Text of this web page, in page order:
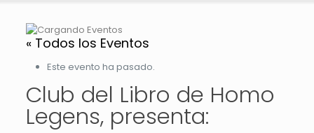
« Todos los Eventos
Este evento ha pasado.
Club del Libro de Homo
Legens, presenta: